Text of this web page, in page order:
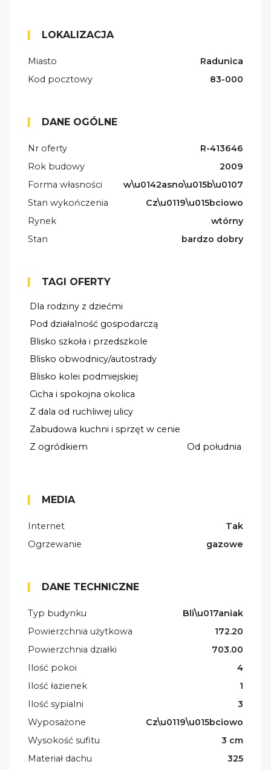
LOKALIZACJA
Miasto
Radunica
Kod pocztowy
83-000
DANE OGÓLNE
Nr oferty
R-413646
Rok budowy
2009
Forma własności
w\u0142asno\u015b\u0107
Stan wykończenia
Cz\u0119\u015bciowo
Rynek
wtórny
Stan
bardzo dobry
TAGI OFERTY
Dla rodziny z dziećmi
Pod działalność gospodarczą
Blisko szkoła i przedszkole
Blisko obwodnicy/autostrady
Blisko kolei podmiejskiej
Cicha i spokojna okolica
Z dala od ruchliwej ulicy
Zabudowa kuchni i sprzęt w cenie
Z ogródkiem
Od południa
MEDIA
Internet
Tak
Ogrzewanie
gazowe
DANE TECHNICZNE
Typ budynku
Bli\u017aniak
Powierzchnia użytkowa
172.20
Powierzchnia działki
703.00
Ilość pokoi
4
Ilość łazienek
1
Ilość sypialni
3
Wyposażone
Cz\u0119\u015bciowo
Wysokość sufitu
3 cm
Materiał dachu
325